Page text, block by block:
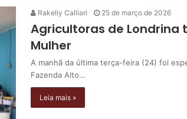
Rakelly Calliari 25 de março de 2026
Agricultoras de Londrina
Mulher
A manhã da última terça-feira (24) foi
Fazenda Alto…
Leia mais »